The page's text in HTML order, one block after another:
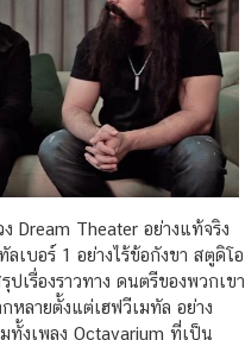
Dream Theater อย่างแท้จริง
เบอร์ 1 อย่างไร้ข้อกังขา สตูดิโอ
เรื่องราวทาง ดนตรีของพวกเขา
ลายตั้งแต่เฮฟวีเมทัล อย่าง
ทั้งเพลง Octavarium ที่เป็น